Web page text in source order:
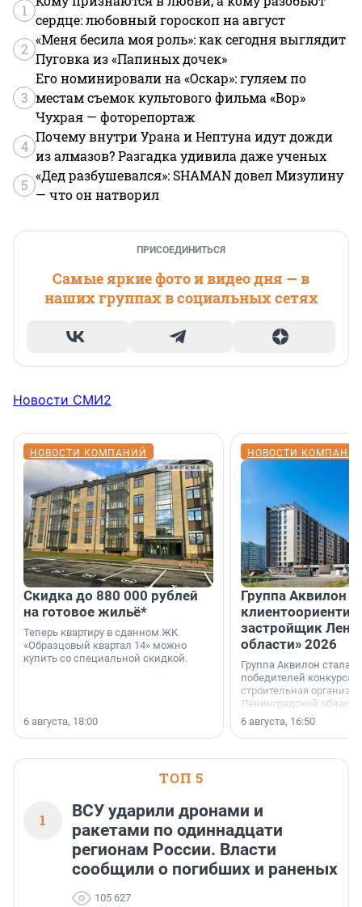
1
сердце: любовный гороскоп на август
2
«Меня бесила моя роль»: как сегодня выглядит
Пуговка из «Папиных дочек»
3
Его номинировали на «Оскар»: гуляем по
местам съемок культового фильма «Вор»
Чухрая — фоторепортаж
4
Почему внутри Урана и Нептуна идут дожди
из алмазов? Разгадка удивила даже ученых
5
«Дед разбушевался»: SHAMAN довел Мизулину
— что он натворил
ПРИСОЕДИНИТЬСЯ
Самые яркие фото и видео дня — в
наших группах в социальных сетях
Новости СМИ2
НОВОСТИ КОМПАНИЙ
Скидка до 880 000 рублей
на готовое жильё*
Теперь квартиру в сданном ЖК
«Образцовый квартал 14» можно
купить со специальной скидкой.
6 августа, 18:00
НОВОСТИ
Группа Аквилон
застройщик
области» 2026
Группа Аквилон стала
победителей конкурса
строительная
Ленинградской области
номинации «Самый
застройщик
области».
6 августа, 16:50
ТОП 5
1
ВСУ ударили дронами и
ракетами по одиннадцати
регионам России. Власти
сообщили о погибших и раненых
105 627